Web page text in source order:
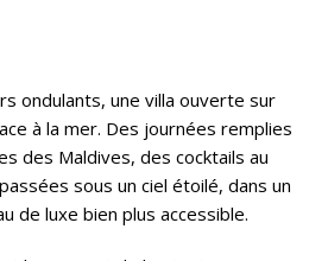
ondulants, une villa ouverte sur
à la mer. Des journées remplies
des Maldives, des cocktails au
sous un ciel étoilé, dans un
de luxe bien plus accessible.